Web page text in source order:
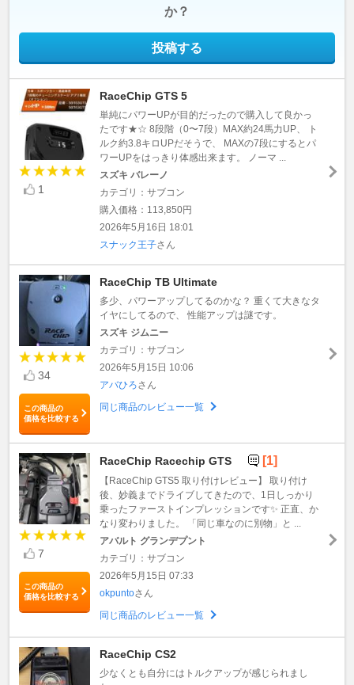
か？
投稿する
1
RaceChip GTS 5
単純にパワーUPが目的だったので購入して良かっ
たです★☆ 8段階（0〜7段）MAX約24馬力UP、 ト
ルク約3.8キロUPだそうで、 MAXの7段にするとパ
ワーUPをはっきり体感出来ます。 ノーマ ...
スズキ バレーノ
カテゴリ：サブコン
購入価格：113,850円
2026年5月16日 18:01
スナック王子さん
34
この商品の
価格を比較する
RaceChip TB Ultimate
多少、パワーアップしてるのかな？ 重くて大きなタ
イヤにしてるので、 性能アップは謎です。
スズキ ジムニー
カテゴリ：サブコン
2026年5月15日 10:06
アバひろさん
同じ商品のレビュー一覧
7
この商品の
価格を比較する
RaceChip Racechip GTS [1]
【RaceChip GTS5 取り付けレビュー】 取り付け
後、妙義までドライブしてきたので、1日しっかり
乗ったファーストインプレッションです✨ 正直、か
なり変わりました。 「同じ車なのに別物」と ...
アバルト グランデプント
カテゴリ：サブコン
2026年5月15日 07:33
okpuntoさん
同じ商品のレビュー一覧
RaceChip CS2
少なくとも自分にはトルクアップが感じられまし